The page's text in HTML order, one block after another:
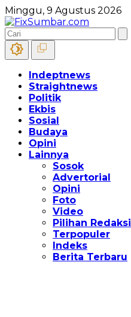
Minggu, 9 Agustus 2026
Indeptnews
Straightnews
Politik
Ekbis
Sosial
Budaya
Opini
Lainnya
Sosok
Advertorial
Opini
Foto
Video
Pilihan Redaksi
Terpopuler
Indeks
Berita Terbaru